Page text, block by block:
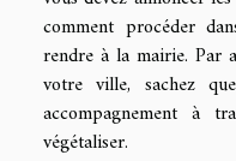
comment procéder
rendre à la mairie. Par
votre ville, sachez
accompagnement à
végétaliser.